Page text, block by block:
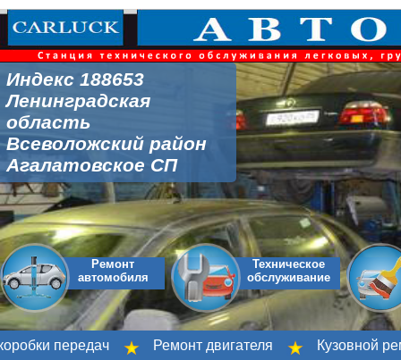
Индекс 188653
Ленинградская
область
Всеволожский район
Агалатовское СП
Ремонт
автомобиля
Техническое
обслуживание
передач Ремонт двигателя Кузовной ремонт